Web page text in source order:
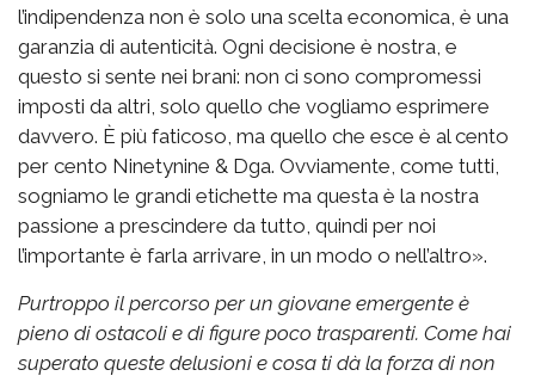
l’indipendenza non è solo una scelta economica, è una
garanzia di autenticità. Ogni decisione è nostra, e
questo si sente nei brani: non ci sono compromessi
imposti da altri, solo quello che vogliamo esprimere
davvero. È più faticoso, ma quello che esce è al cento
per cento Ninetynine & Dga. Ovviamente, come tutti,
sogniamo le grandi etichette ma questa è la nostra
passione a prescindere da tutto, quindi per noi
l’importante è farla arrivare, in un modo o nell’altro».
Purtroppo il percorso per un giovane emergente è
pieno di ostacoli e di figure poco trasparenti. Come hai
superato queste delusioni e cosa ti dà la forza di non